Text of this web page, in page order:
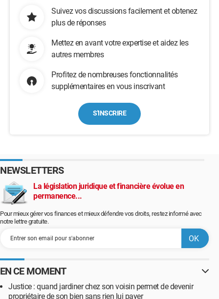
Suivez vos discussions facilement et obtenez
plus de réponses
Mettez en avant votre expertise et aidez les
autres membres
Profitez de nombreuses fonctionnalités
supplémentaires en vous inscrivant
S'INSCRIRE
NEWSLETTERS
La législation juridique et financière évolue en
permanence...
Pour mieux gérer vos finances et mieux défendre vos droits, restez informé avec
notre lettre gratuite.
EN CE MOMENT
Justice : quand jardiner chez son voisin permet de devenir
propriétaire de son bien sans rien lui payer